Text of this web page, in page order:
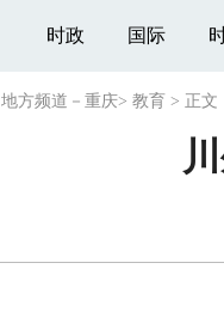
时政 国际
地方频道－重庆> 教育 > 正文